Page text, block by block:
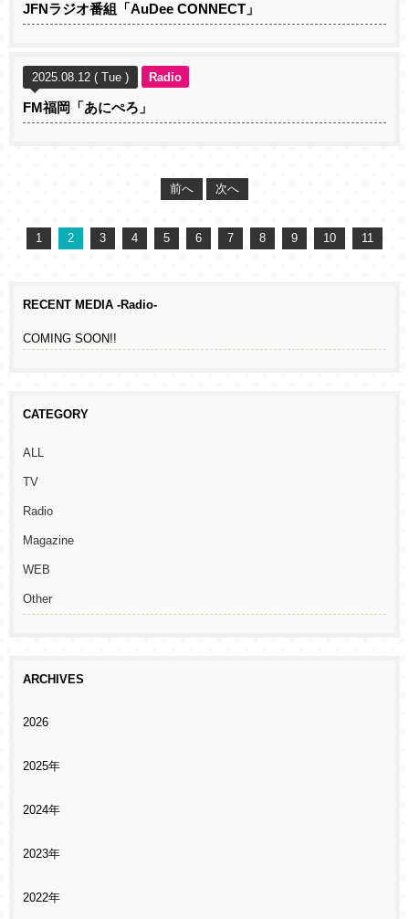
JFNラジオ番組「AuDee CONNECT」
2025.08.12 ( Tue ) Radio
FM福岡「あにぺろ」
前へ 次へ
1 2 3 4 5 6 7 8 9 10 11
RECENT MEDIA -Radio-
COMING SOON!!
CATEGORY
ALL
TV
Radio
Magazine
WEB
Other
ARCHIVES
2026
2025年
2024年
2023年
2022年